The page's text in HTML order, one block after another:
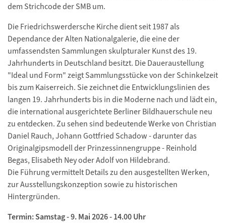
dem Strichcode der SMB um.
Die Friedrichswerdersche Kirche dient seit 1987 als
Dependance der Alten Nationalgalerie, die eine der
umfassendsten Sammlungen skulpturaler Kunst des 19.
Jahrhunderts in Deutschland besitzt. Die Daueraustellung
"Ideal und Form" zeigt Sammlungsstücke von der Schinkelzeit
bis zum Kaiserreich. Sie zeichnet die Entwicklungslinien des
langen 19. Jahrhunderts bis in die Moderne nach und lädt ein,
die international ausgerichtete Berliner Bildhauerschule neu
zu entdecken. Zu sehen sind bedeutende Werke von Christian
Daniel Rauch, Johann Gottfried Schadow - darunter das
Originalgipsmodell der Prinzessinnengruppe - Reinhold
Begas, Elisabeth Ney oder Adolf von Hildebrand.
Die Führung vermittelt Details zu den ausgestellten Werken,
zur Ausstellungskonzeption sowie zu historischen
Hintergründen.
Termin: Samstag - 9. Mai 2026 - 14.00 Uhr